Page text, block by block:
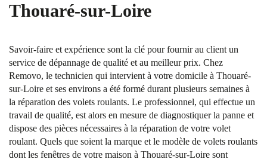
Thouaré-sur-Loire
Savoir-faire et expérience sont la clé pour fournir au client un
service de dépannage de qualité et au meilleur prix. Chez
Removo, le technicien qui intervient à votre domicile à Thouaré-
sur-Loire et ses environs a été formé durant plusieurs semaines à
la réparation des volets roulants. Le professionnel, qui effectue un
travail de qualité, est alors en mesure de diagnostiquer la panne et
dispose des pièces nécessaires à la réparation de votre volet
roulant. Quels que soient la marque et le modèle de volets roulants
dont les fenêtres de votre maison à Thouaré-sur-Loire sont